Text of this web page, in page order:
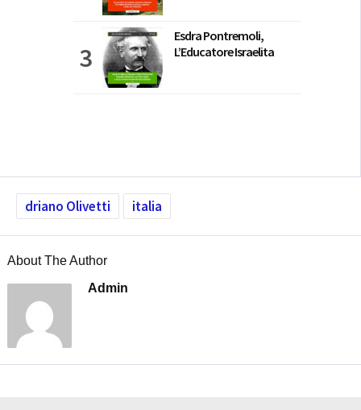
Esdra Pontremoli,
L’Educatore Israelita
driano Olivetti italia
About The Author
Admin